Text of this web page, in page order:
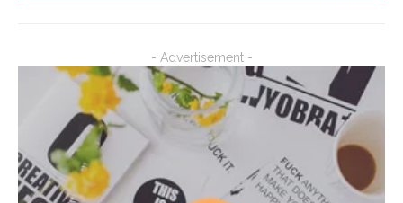
- Advertisement -